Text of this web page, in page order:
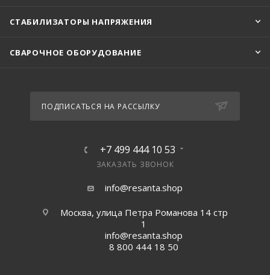
СТАБИЛИЗАТОРЫ НАПРЯЖЕНИЯ
СВАРОЧНОЕ ОБОРУДОВАНИЕ
ПОДПИСАТЬСЯ НА РАССЫЛКУ
+7 499 444 10 53
ЗАКАЗАТЬ ЗВОНОК
info@resanta.shop
Москва, улица Петра Романова 14 стр
1
info@resanta.shop
8 800 444 18 50